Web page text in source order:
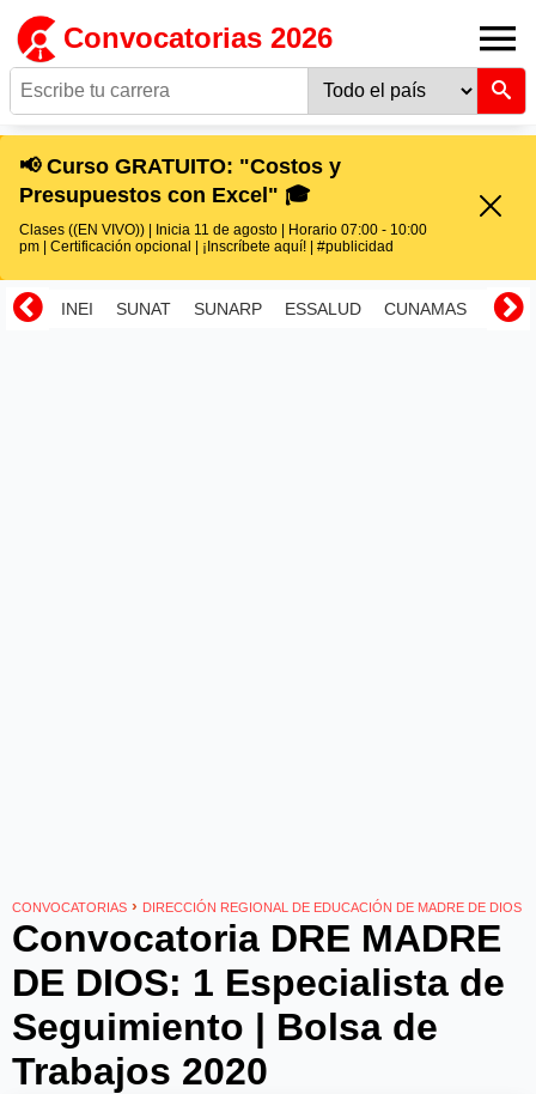
Convocatorias 2026
📢 Curso GRATUITO: "Costos y
Presupuestos con Excel" 🎓
Clases ((EN VIVO)) | Inicia 11 de agosto | Horario 07:00 - 10:00
pm | Certificación opcional | ¡Inscríbete aquí! | #publicidad
INEI SUNAT SUNARP ESSALUD CUNAMAS
CONVOCATORIAS › DIRECCIÓN REGIONAL DE EDUCACIÓN DE MADRE DE DIOS
Convocatoria DRE MADRE
DE DIOS: 1 Especialista de
Seguimiento | Bolsa de
Trabajos 2020